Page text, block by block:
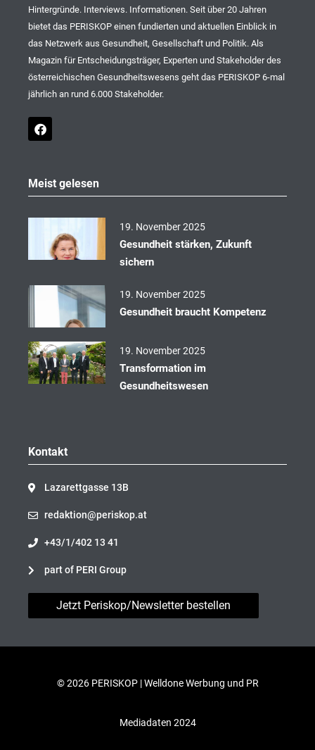
Hintergründe. Interviews. Informationen. Seit über 20 Jahren
bietet das PERISKOP einen fundierten und aktuellen Einblick in
das Netzwerk aus Gesundheit, Gesellschaft und Politik. Als
Magazin für Entscheidungsträger, Experten und Stakeholder des
österreichischen Gesundheitswesens geht das PERISKOP 6-mal
jährlich an rund 6.000 Stakeholder.
F
a
o
o
Meist gelesen
19. November 2025
Gesundheit stärken, Zukunft
sichern
19. November 2025
Gesundheit braucht Kompetenz
19. November 2025
Transformation im
Gesundheitswesen
Kontakt
Lazarettgasse 13B
redaktion@periskop.at
+43/1/402 13 41
part of PERI Group
Jetzt Periskop/Newsletter bestellen
© 2026 PERISKOP |Welldone Werbung und PR
Mediadaten 2024